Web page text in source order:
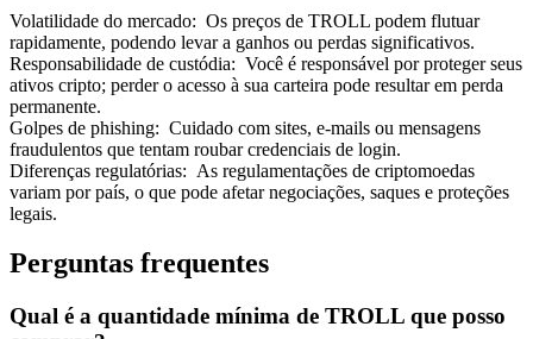
Volatilidade do mercado: Os preços de TROLL podem flutuar
rapidamente, podendo levar a ganhos ou perdas significativos.
Responsabilidade de custódia: Você é responsável por proteger seus
ativos cripto; perder o acesso à sua carteira pode resultar em perda
permanente.
Golpes de phishing: Cuidado com sites, e-mails ou mensagens
fraudulentos que tentam roubar credenciais de login.
Diferenças regulatórias: As regulamentações de criptomoedas
variam por país, o que pode afetar negociações, saques e proteções
legais.
Perguntas frequentes
Qual é a quantidade mínima de TROLL que posso